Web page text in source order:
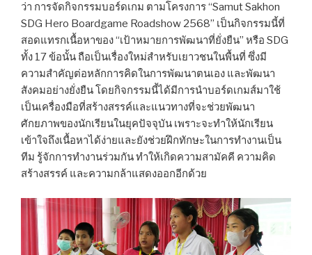
ว่า การจัดกิจกรรมบอร์ดเกม ตามโครงการ “Samut Sakhon
SDG Hero Boardgame Roadshow 2568” เป็นกิจกรรมนี้ที่
สอดแทรกเนื้อหาของ “เป้าหมายการพัฒนาที่ยั่งยืน” หรือ SDG
ทั้ง 17 ข้อนั้น ถือเป็นเรื่องใหม่สำหรับเยาวชนในพื้นที่ ซึ่งมี
ความสำคัญต่อหลักการคิดในการพัฒนาตนเอง และพัฒนา
สังคมอย่างยั่งยืน โดยกิจกรรมนี้ได้มีการนำบอร์ดเกมส์มาใช้
เป็นเครื่องมือที่สร้างสรรค์และแนวทางที่จะช่วยพัฒนา
ศักยภาพของนักเรียนในยุคปัจจุบัน เพราะจะทำให้นักเรียน
เข้าใจถึงเนื้อหาได้ง่ายและยังช่วยฝึกทักษะในการทำงานเป็น
ทีม รู้จักการทำงานร่วมกัน ทำให้เกิดความสามัคคี ความคิด
สร้างสรรค์ และความกล้าแสดงออกอีกด้วย